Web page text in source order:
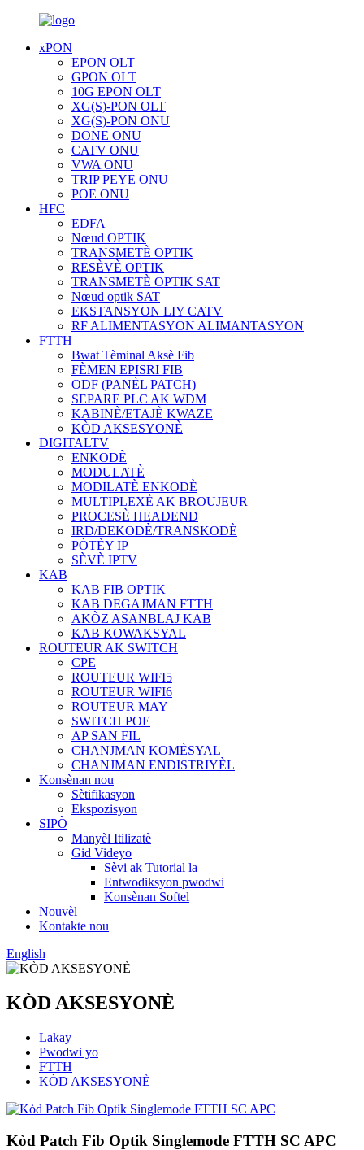
xPON
EPON OLT
GPON OLT
10G EPON OLT
XG(S)-PON OLT
XG(S)-PON ONU
DONE ONU
CATV ONU
VWA ONU
TRIP PEYE ONU
POE ONU
HFC
EDFA
Nœud OPTIK
TRANSMETÈ OPTIK
RESÈVÈ OPTIK
TRANSMETÈ OPTIK SAT
Nœud optik SAT
EKSTANSYON LIY CATV
RF ALIMENTASYON ALIMANTASYON
FTTH
Bwat Tèminal Aksè Fib
FÈMEN EPISRI FIB
ODF (PANÈL PATCH)
SEPARE PLC AK WDM
KABINÈ/ETAJÈ KWAZE
KÒD AKSESYONÈ
DIGITALTV
ENKODÈ
MODULATÈ
MODILATÈ ENKODÈ
MULTIPLEXÈ AK BROUJEUR
PROCESÈ HEADEND
IRD/DEKODÈ/TRANSKODÈ
PÒTÈY IP
SÈVÈ IPTV
KAB
KAB FIB OPTIK
KAB DEGAJMAN FTTH
AKÒZ ASANBLAJ KAB
KAB KOWAKSYAL
ROUTEUR AK SWITCH
CPE
ROUTEUR WIFI5
ROUTEUR WIFI6
ROUTEUR MAY
SWITCH POE
AP SAN FIL
CHANJMAN KOMÈSYAL
CHANJMAN ENDISTRIYÈL
Konsènan nou
Sètifikasyon
Ekspozisyon
SIPÒ
Manyèl Itilizatè
Gid Videyo
Sèvi ak Tutorial la
Entwodiksyon pwodwi
Konsènan Softel
Nouvèl
Kontakte nou
English
KÒD AKSESYONÈ
Lakay
Pwodwi yo
FTTH
KÒD AKSESYONÈ
Kòd Patch Fib Optik Singlemode FTTH SC APC